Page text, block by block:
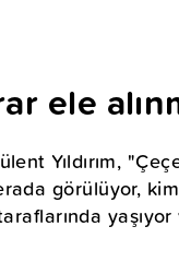
ele
Yıldırım,
görülüyor,
yaşıyor